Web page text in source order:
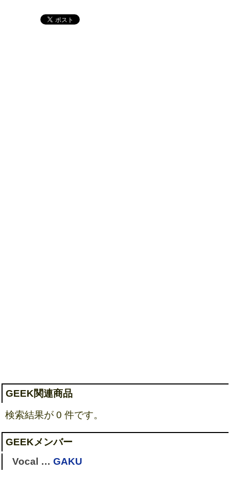
GEEK関連商品
検索結果が 0 件です。
GEEKメンバー
Vocal … GAKU